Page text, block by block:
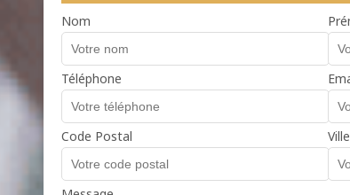
Nom
Téléphone
Code Postal Ville